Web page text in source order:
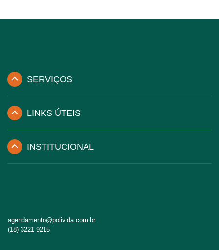
SERVIÇOS
LINKS ÚTEIS
INSTITUCIONAL
agendamento@polivida.com.br
(18) 3221-9215